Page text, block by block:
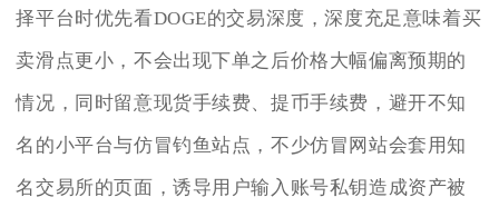
择平台时优先看DOGE的交易深度，深度充足意味着买
卖滑点更小，不会出现下单之后价格大幅偏离预期的
情况，同时留意现货手续费、提币手续费，避开不知
名的小平台与仿冒钓鱼站点，不少仿冒网站会套用知
名交易所的页面，诱导用户输入账号私钥造成资产被